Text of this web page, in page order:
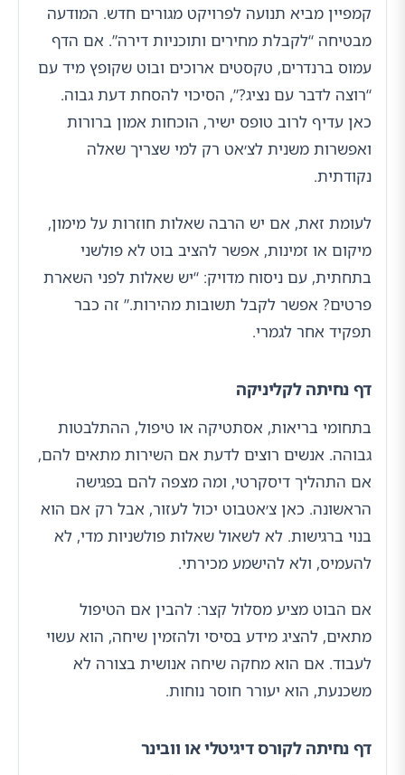
קמפיין מביא תנועה לפרויקט מגורים חדש. המודעה
מבטיחה “לקבלת מחירים ותוכניות דירה”. אם הדף
עמוס ברנדרים, טקסטים ארוכים ובוט שקופץ מיד עם
“רוצה לדבר עם נציג?”, הסיכוי להסחת דעת גבוה.
כאן עדיף לרוב טופס ישיר, הוכחות אמון ברורות
ואפשרות משנית לצ׳אט רק למי שצריך שאלה
נקודתית.
לעומת זאת, אם יש הרבה שאלות חוזרות על מימון,
מיקום או זמינות, אפשר להציב בוט לא פולשני
בתחתית, עם ניסוח מדויק: “יש שאלות לפני השארת
פרטים? אפשר לקבל תשובות מהירות.” זה כבר
תפקיד אחר לגמרי.
דף נחיתה לקליניקה
בתחומי בריאות, אסתטיקה או טיפול, ההתלבטות
גבוהה. אנשים רוצים לדעת אם השירות מתאים להם,
אם התהליך דיסקרטי, ומה מצפה להם בפגישה
הראשונה. כאן צ׳אטבוט יכול לעזור, אבל רק אם הוא
בנוי ברגישות. לא לשאול שאלות פולשניות מדי, לא
להעמיס, ולא להישמע מכירתי.
אם הבוט מציע מסלול קצר: להבין אם הטיפול
מתאים, להציג מידע בסיסי ולהזמין שיחה, הוא עשוי
לעבוד. אם הוא מחקה שיחה אנושית בצורה לא
משכנעת, הוא יעורר חוסר נוחות.
דף נחיתה לקורס דיגיטלי או וובינר